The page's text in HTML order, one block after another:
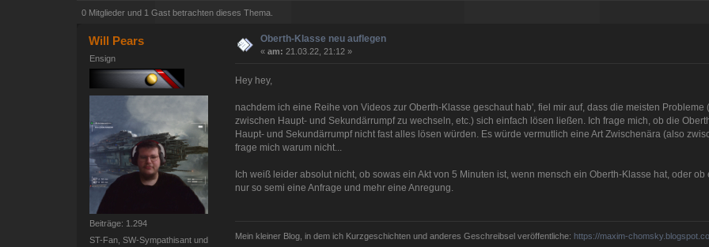
0 Mitglieder und 1 Gast betrachten dieses Thema.
Will Pears
Ensign
Beiträge: 1.294
ST-Fan, SW-Sympathisant und
Oberth-Klasse neu auflegen
«am: 21.03.22, 21:12 »
Hey hey,
nachdem ich eine Reihe von Videos zur Oberth-Klasse geschaut hab', fiel mir auf, dass die meisten
zwischen Haupt- und Sekundärrumpf zu wechseln, etc.) sich einfach lösen ließen. Ich frage mich, ob die
Haupt- und Sekundärrumpf nicht fast alles lösen würden. Es würde vermutlich eine Art Zwischenära (also
frage mich warum nicht...
Ich weiß leider absolut nicht, ob sowas ein Akt von 5 Minuten ist, wenn mensch ein Oberth-Klasse hat, oder
nur so semi eine Anfrage und mehr eine Anregung.
Mein kleiner Blog, in dem ich Kurzgeschichten und anderes Geschreibsel veröffentliche: https://maxim-